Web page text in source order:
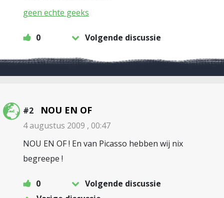
geen echte geeks
0 Volgende discussie
#2 NOU EN OF
4 augustus 2009 , 00:47
NOU EN OF ! En van Picasso hebben wij nix
begreepe !
0
Volgende discussie